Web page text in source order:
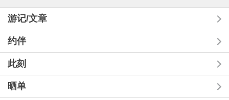
游记/文章
约伴
此刻
晒单